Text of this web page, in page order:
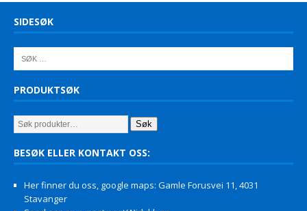
SIDESØK
PRODUKTSØK
Søk
BESØK ELLER KONTAKT OSS:
Her finner du oss, google maps: Gamle Forusvei 11, 4031
Stavanger